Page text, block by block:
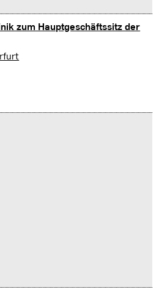
zum Hauptgeschäftssitz der